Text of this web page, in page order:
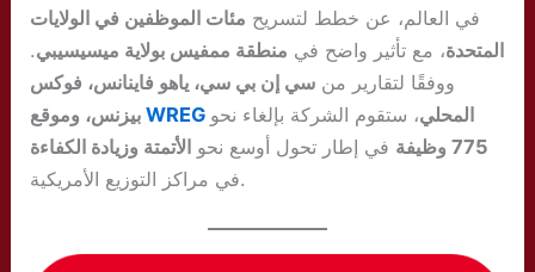
في العالم، عن خطط لتسريح مئات الموظفين في الولايات
المتحدة، مع تأثير واضح في منطقة ممفيس بولاية ميسيسيبي.
ووفقًا لتقارير من سي إن بي سي، ياهو فاينانس، فوكس
بيزنس، وموقعWREG المحلي، ستقوم الشركة بإلغاء نحو
775 وظيفة
في إطار تحول أوسع نحو الأتمتة وزيادة الكفاءة
في مراكز التوزيع الأمريكية.